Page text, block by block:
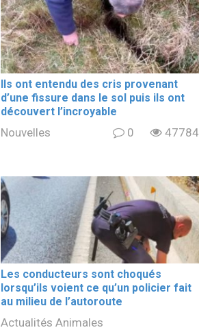
Ils ont entendu des cris provenant
d’une fissure dans le sol puis ils ont
découvert l’incroyable
Nouvelles 0 47784
Les conducteurs sont choqués
lorsqu’ils voient ce qu’un policier fait
au milieu de l’autoroute
Actualités Animales